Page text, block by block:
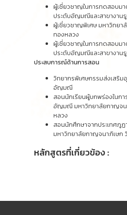
ผู้เชี่ยวชาญในการทดสอบมา
ประดับอัญมณีและสาขางาน
ผู้เชี่ยวชาญพิเศษ มหาวิทยา
ทองหลวง
ผู้เชี่ยวชาญในการทดสอบม
ประดับอัญมณีและสาขางาน
ประสบการณ์ด้านการสอน
วิทยากรพิเศษกรรมส่งเสริ
อัญมณี
สอนนักเรียนผู้บกพร่องในกา
อัญมณี มหาวิทยาลัยกาญจน
หลวง
สอนนักศึกษาจากประเทศภู
มหาวิทยาลัยกาญจนาภิเษก
หลักสูตรที่เกี่ยวข้อง :